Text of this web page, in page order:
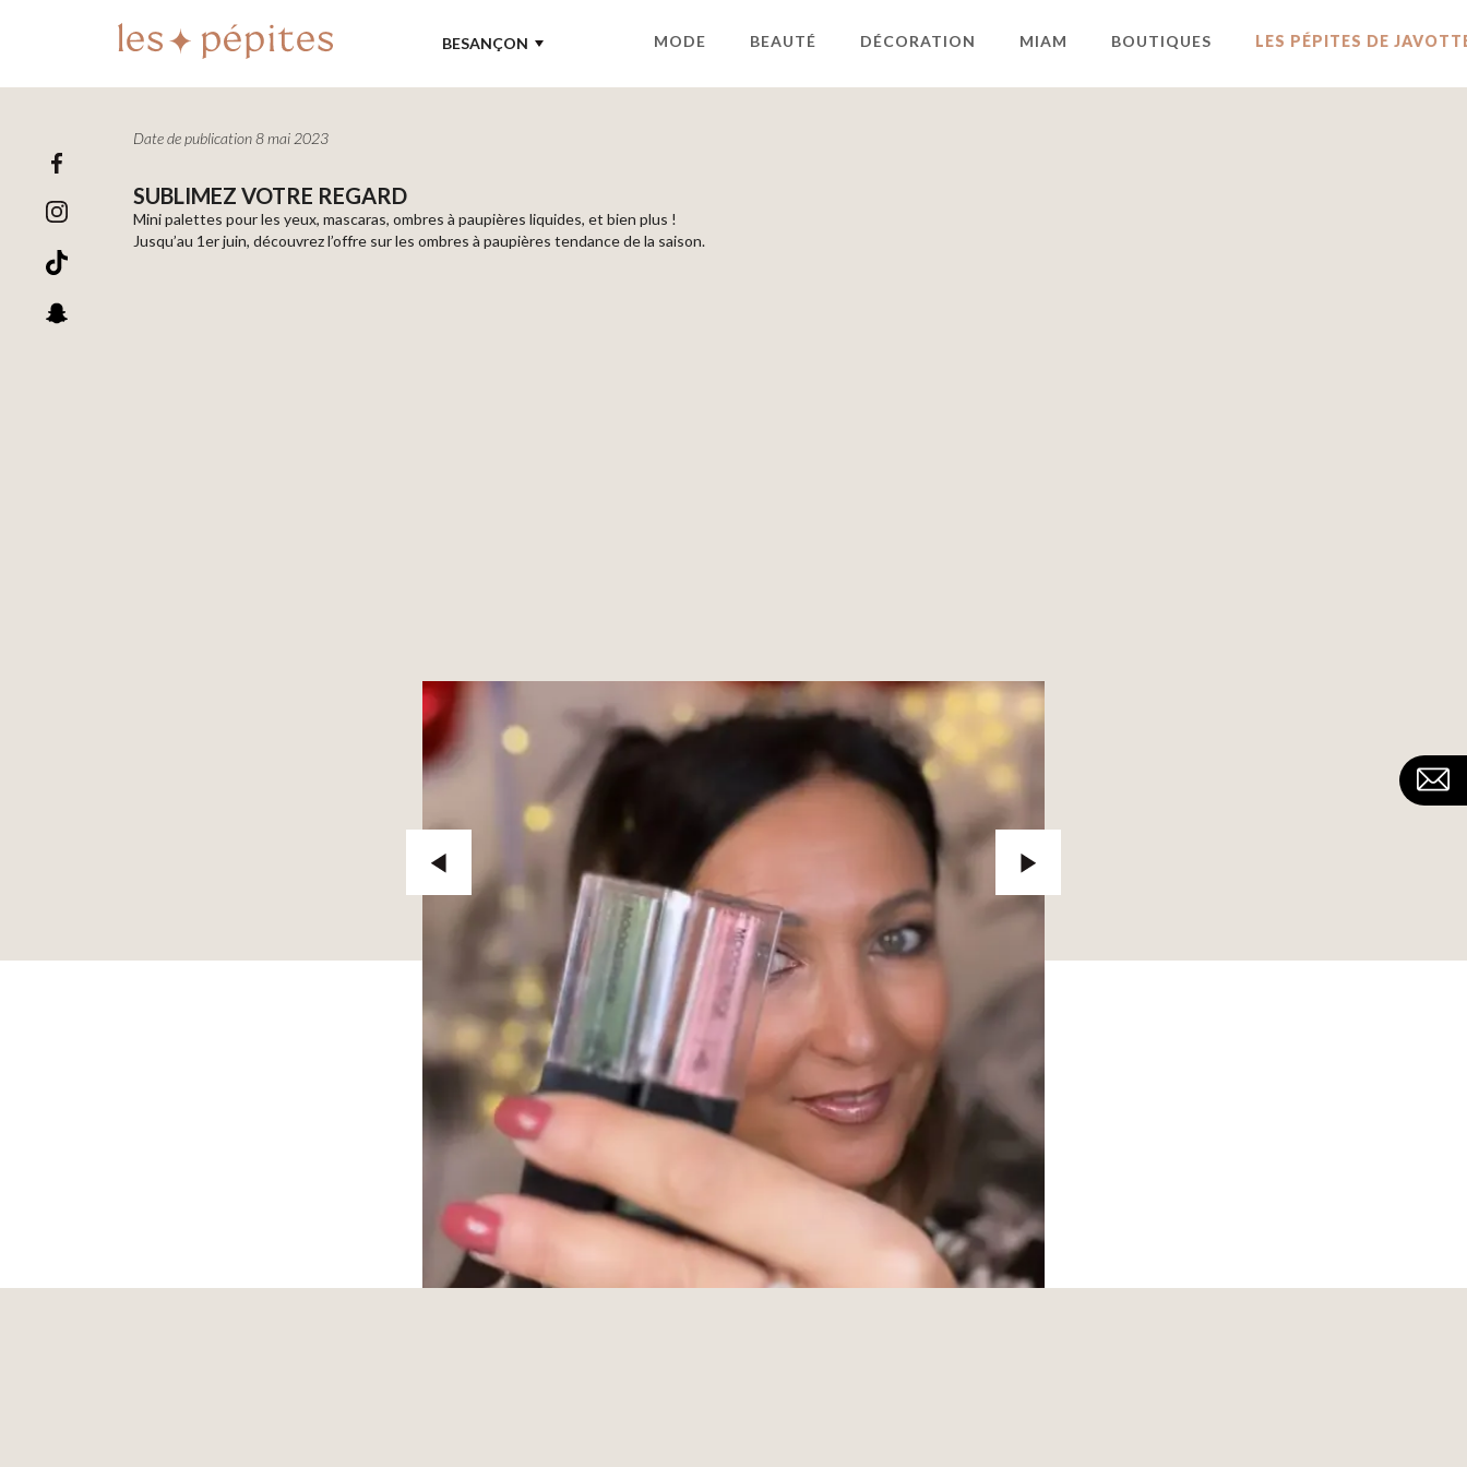
BESANÇON MODE BEAUTÉ DÉCORATION MIAM BOUTIQUES LES PÉPITES DE
Date de publication 8 mai 2023
SUBLIMEZ VOTRE REGARD
Mini palettes pour les yeux, mascaras, ombres à paupières liquides, et bien plus !
Jusqu’au 1er juin, découvrez l’offre sur les ombres à paupières tendance de la saison.